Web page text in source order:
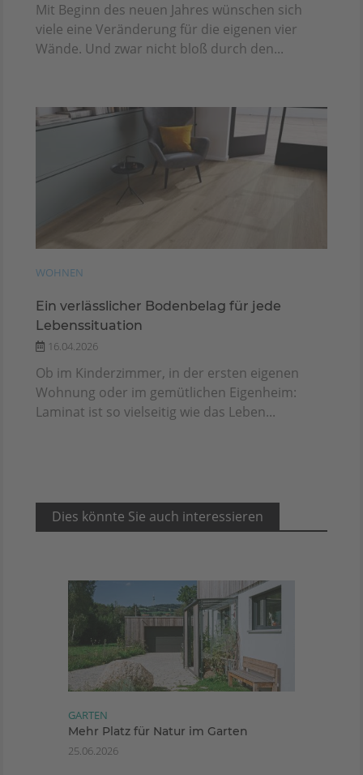
Mit Beginn des neuen Jahres wünschen sich
viele eine Veränderung für die eigenen vier
Wände. Und zwar nicht bloß durch den...
WOHNEN
Ein verlässlicher Bodenbelag für jede
Lebenssituation
16.04.2026
Ob im Kinderzimmer, in der ersten eigenen
Wohnung oder im gemütlichen Eigenheim:
Laminat ist so vielseitig wie das Leben...
Dies könnte Sie auch interessieren
GARTEN
Mehr Platz für Natur im Garten
25.06.2026